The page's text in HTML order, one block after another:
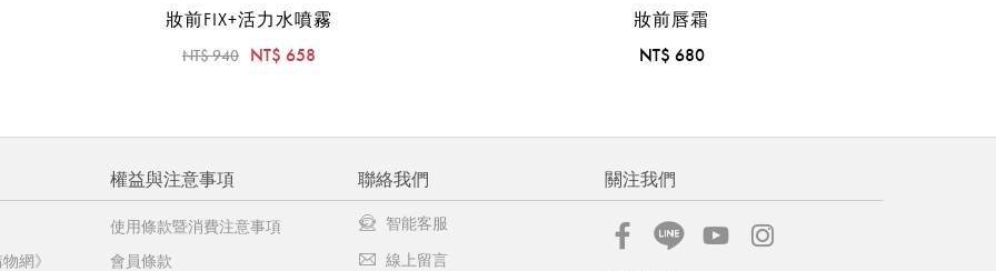
妝前FIX+活力水噴霧
NT$ 940 NT$ 658
妝前唇霜
NT$ 680
網》
權益與注意事項
使用條款暨消費注意事項
會員條款
聯絡我們
智能客服
線上留言
關注我們